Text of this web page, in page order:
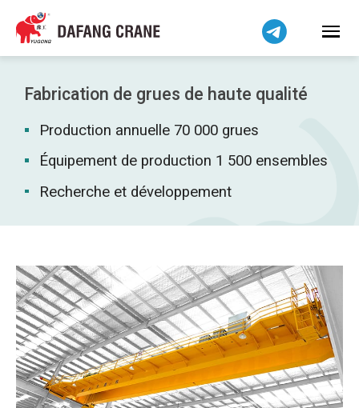
Fabrication de grues de haute qualité
Production annuelle 70 000 grues
Équipement de production 1 500 ensembles
Recherche et développement
Bahasa Indonesia
Bahasa Melayu
Tiếng Việt
简体中文
فارسی
Pilipino
اردو
Беларуская мова
Kiswahili
Dansk
Norsk
O‘zbekcha